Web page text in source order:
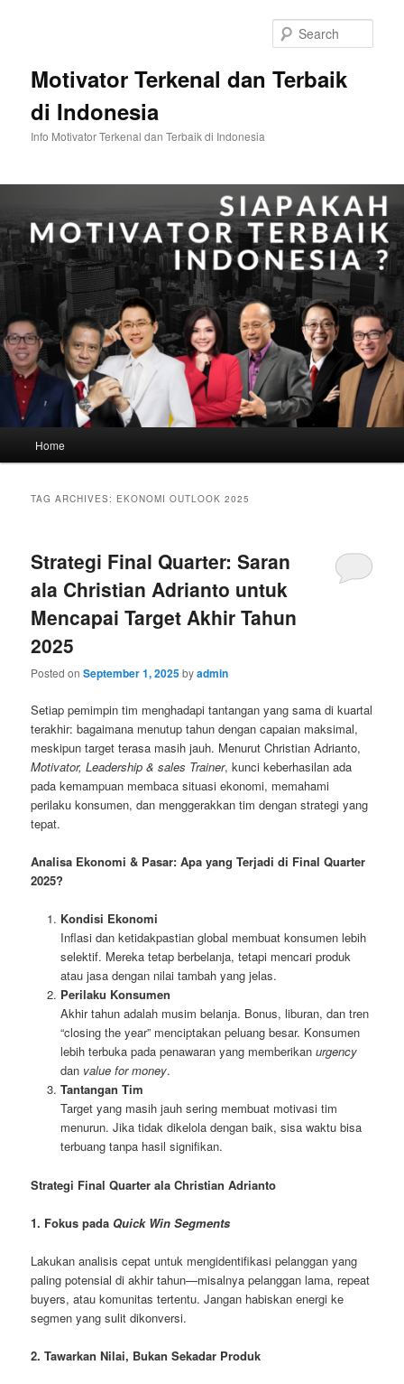
Motivator Terkenal dan Terbaik
di Indonesia
Info Motivator Terkenal dan Terbaik di Indonesia
Home
TAG ARCHIVES: EKONOMI OUTLOOK 2025
Strategi Final Quarter: Saran
ala Christian Adrianto untuk
Mencapai Target Akhir Tahun
2025
Posted onSeptember 1, 2025byadmin
Setiap pemimpin tim menghadapi tantangan yang sama di kuartal
terakhir: bagaimana menutup tahun dengan capaian maksimal,
meskipun target terasa masih jauh. Menurut Christian Adrianto,
Motivator, Leadership & sales Trainer, kunci keberhasilan ada
pada kemampuan membaca situasi ekonomi, memahami
perilaku konsumen, dan menggerakkan tim dengan strategi yang
tepat.
Analisa Ekonomi & Pasar: Apa yang Terjadi di Final Quarter
2025?
Kondisi Ekonomi
Inflasi dan ketidakpastian global membuat konsumen lebih
selektif. Mereka tetap berbelanja, tetapi mencari produk
atau jasa dengan nilai tambah yang jelas.
Perilaku Konsumen
Akhir tahun adalah musim belanja. Bonus, liburan, dan tren
“closing the year” menciptakan peluang besar. Konsumen
lebih terbuka pada penawaran yang memberikan urgency
dan value for money.
Tantangan Tim
Target yang masih jauh sering membuat motivasi tim
menurun. Jika tidak dikelola dengan baik, sisa waktu bisa
terbuang tanpa hasil signifikan.
Strategi Final Quarter ala Christian Adrianto
1. Fokus pada Quick Win Segments
Lakukan analisis cepat untuk mengidentifikasi pelanggan yang
paling potensial di akhir tahun—misalnya pelanggan lama, repeat
buyers, atau komunitas tertentu. Jangan habiskan energi ke
segmen yang sulit dikonversi.
2. Tawarkan Nilai, Bukan Sekadar Produk